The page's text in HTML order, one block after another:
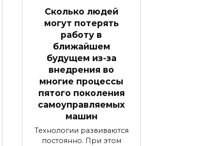
Сколько людей
могут потерять
работу в
ближайшем
будущем из-за
внедрения во
многие процессы
пятого поколения
самоуправляемых
машин
Технологии развиваются
постоянно. При этом